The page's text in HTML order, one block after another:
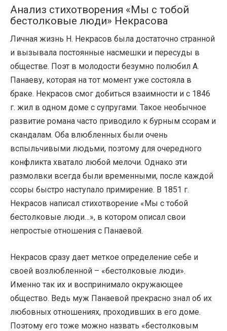
Анализ стихотворения «Мы с тобой
бестолковые люди» Некрасова
Личная жизнь Н. Некрасов была достаточно странной
и вызывала постоянные насмешки и пересуды в
обществе. Поэт в молодости безумно полюбил А.
Панаеву, которая на тот момент уже состояла в
браке. Некрасов смог добиться взаимности и с 1846
г. жил в одном доме с супругами. Такое необычное
развитие романа часто приводило к бурным ссорам и
скандалам. Оба влюбленных были очень
вспыльчивыми людьми, поэтому для очередного
конфликта хватало любой мелочи. Однако эти
размолвки всегда были временными, после каждой
ссоры быстро наступало примирение. В 1851 г.
Некрасов написал стихотворение «Мы с тобой
бестолковые люди…», в котором описал свои
непростые отношения с Панаевой.
Некрасов сразу дает меткое определение себе и
своей возлюбленной – «бестолковые люди».
Именно так их и воспринимало окружающее
общество. Ведь муж Панаевой прекрасно знал об их
любовных отношениях, проходивших в его доме.
Поэтому его тоже можно назвать «бестолковым